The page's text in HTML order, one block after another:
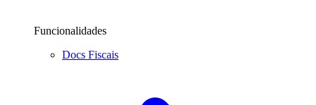
Funcionalidades
Docs Fiscais